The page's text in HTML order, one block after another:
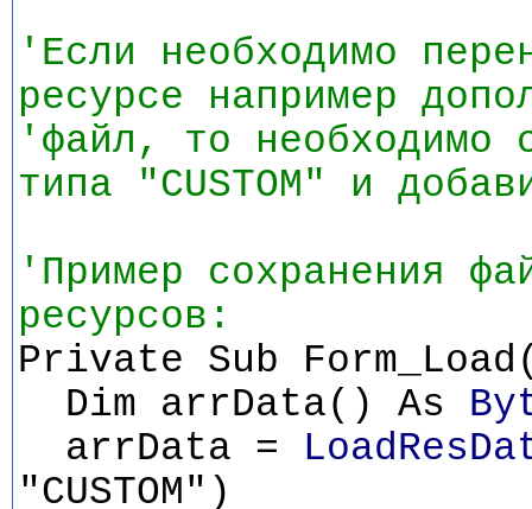
'Если необходимо
ресурсе например
'файл, то необходимо
типа "CUSTOM" и
'Пример сохранения
ресурсов:
Private Sub
Dim arrData() As
arrData =
"CUSTOM")